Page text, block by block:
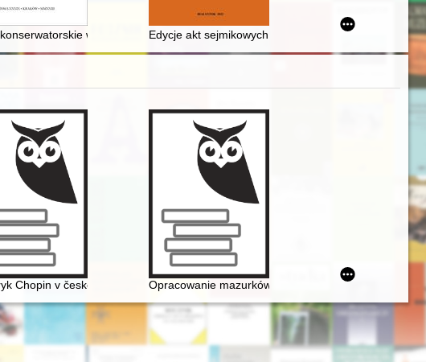
(oktâbrʹ-noâbrʹ 1920 g.)
w Krakowie w roku 2022 dofinansowane ze środków
Edycje akt sejmikowych z terenu Wielkiego Księstwa
przypadku
Chopin v české literatuóe Opracowanie mazurków Chopina w redakcji